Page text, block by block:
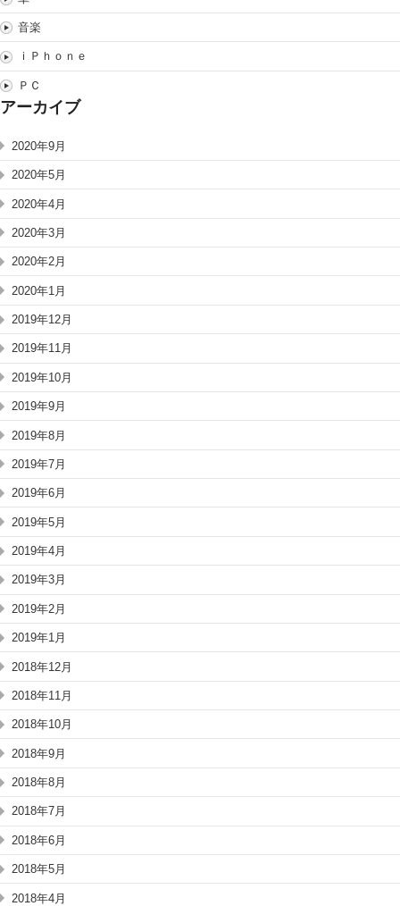
音楽
ｉＰｈｏｎｅ
ＰＣ
アーカイブ
2020年9月
2020年5月
2020年4月
2020年3月
2020年2月
2020年1月
2019年12月
2019年11月
2019年10月
2019年9月
2019年8月
2019年7月
2019年6月
2019年5月
2019年4月
2019年3月
2019年2月
2019年1月
2018年12月
2018年11月
2018年10月
2018年9月
2018年8月
2018年7月
2018年6月
2018年5月
2018年4月